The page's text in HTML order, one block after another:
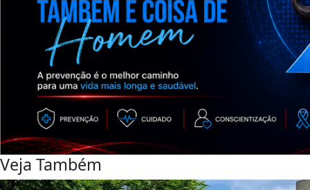
Veja Também